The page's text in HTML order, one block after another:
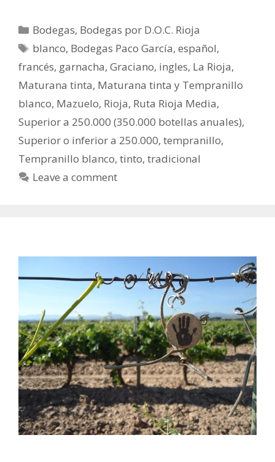
Bodegas, Bodegas por D.O.C. Rioja
blanco, Bodegas Paco García,español,
francés, garnacha, Graciano, ingles, La Rioja,
Maturana tinta, Maturana tinta y Tempranillo
blanco, Mazuelo, Rioja, Ruta Rioja Media,
Superior a 250.000 (350.000 botellas anuales),
Superior o inferior a 250.000, tempranillo,
Tempranillo blanco, tinto, tradicional
Leave a comment